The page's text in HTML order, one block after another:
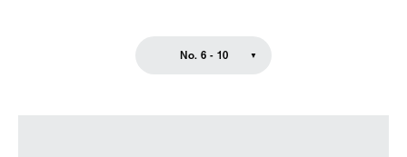
No. 6 - 10